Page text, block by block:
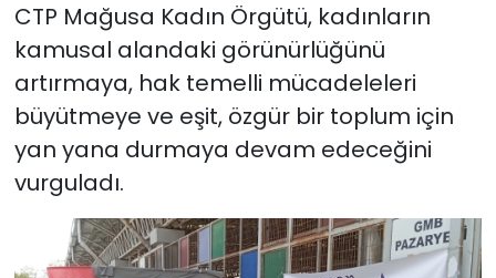
CTP Mağusa Kadın Örgütü, kadınların
kamusal alandaki görünürlüğünü
artırmaya, hak temelli mücadeleleri
büyütmeye ve eşit, özgür bir toplum için
yan yana durmaya devam edeceğini
vurguladı.